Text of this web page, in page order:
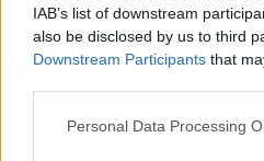
IAB’s list of downstream
also be disclosed by us to third
Downstream Participants that
Please note that this website/
Personal Data Processing
Las noticias de última hora de la
24. octubre 2025 Por Jesus Gallo|
Repasamos las noticias de última hora